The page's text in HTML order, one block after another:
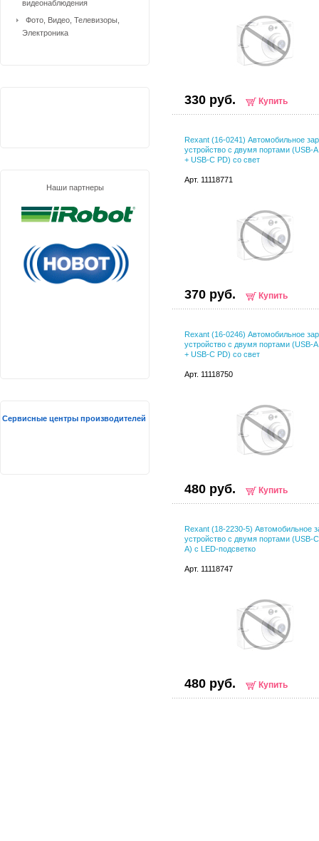
330 руб. Купить
Rexant (16-0241) Автомобильное
устройство c двумя портами (USB-
+ USB-C PD) со свет
Арт. 11118771
370 руб. Купить
Rexant (16-0246) Автомобильное
устройство с двумя портами (USB-
+ USB-C PD) со свет
Арт. 11118750
480 руб. Купить
Rexant (18-2230-5) Автомобильное
устройство c двумя портами (USB-
A) c LED-подсветко
Арт. 11118747
480 руб. Купить
видеонаблюдения
Фото, Видео, Телевизоры,
Электроника
Наши партнеры
Сервисные центры производителей